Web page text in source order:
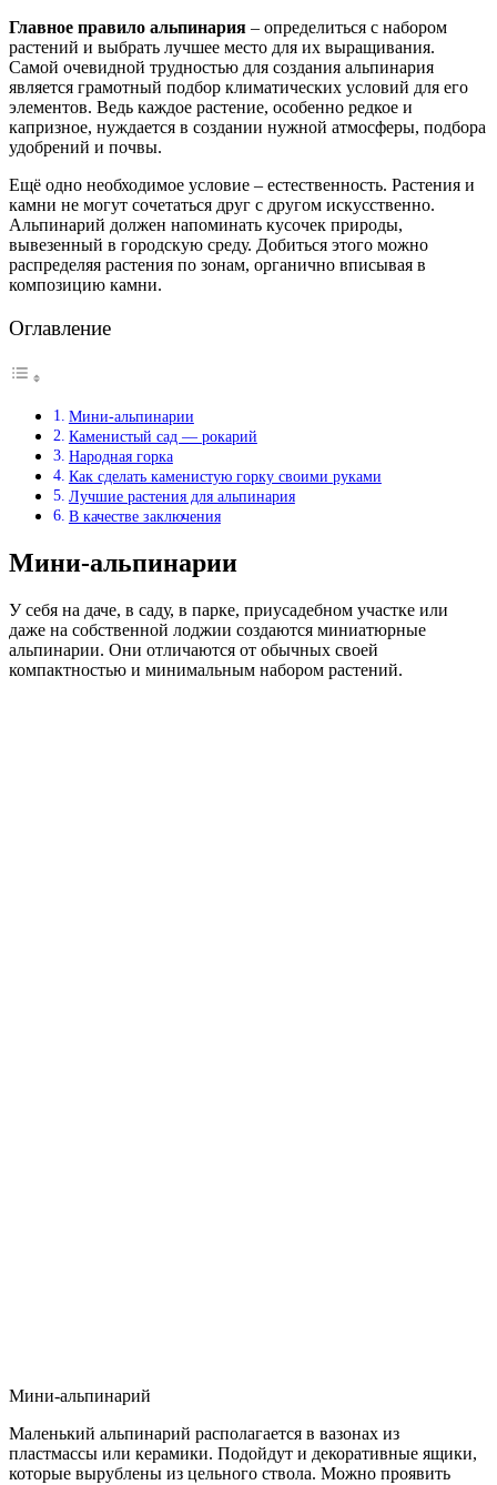
Главное правило альпинария – определиться с набором
растений и выбрать лучшее место для их выращивания.
Самой очевидной трудностью для создания альпинария
является грамотный подбор климатических условий для его
элементов. Ведь каждое растение, особенно редкое и
капризное, нуждается в создании нужной атмосферы, подбора
удобрений и почвы.
Ещё одно необходимое условие – естественность. Растения и
камни не могут сочетаться друг с другом искусственно.
Альпинарий должен напоминать кусочек природы,
вывезенный в городскую среду. Добиться этого можно
распределяя растения по зонам, органично вписывая в
композицию камни.
Оглавление
Мини-альпинарии
Каменистый сад — рокарий
Народная горка
Как сделать каменистую горку своими руками
Лучшие растения для альпинария
В качестве заключения
Мини-альпинарии
У себя на даче, в саду, в парке, приусадебном участке или
даже на собственной лоджии создаются миниатюрные
альпинарии. Они отличаются от обычных своей
компактностью и минимальным набором растений.
Мини-альпинарий
Маленький альпинарий располагается в вазонах из
пластмассы или керамики. Подойдут и декоративные ящики,
которые вырублены из цельного ствола. Можно проявить